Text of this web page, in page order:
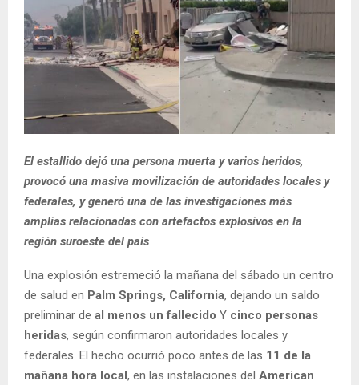
El estallido dejó una persona muerta y varios heridos,
provocó una masiva movilización de autoridades locales y
federales, y generó una de las investigaciones más
amplias relacionadas con artefactos explosivos en la
región suroeste del país
Una explosión estremeció la mañana del sábado un centro
de salud en Palm Springs, California, dejando un saldo
preliminar de al menos un fallecido Y cinco personas
heridas, según confirmaron autoridades locales y
federales. El hecho ocurrió poco antes de las 11 de la
mañana hora local, en las instalaciones del American